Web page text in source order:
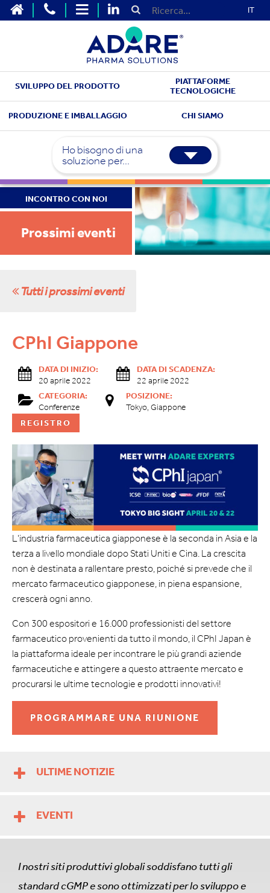
IT
SVILUPPO DEL PRODOTTO
PIATTAFORME
TECNOLOGICHE
PRODUZIONE E IMBALLAGGIO CHI SIAMO
Ho bisogno di una
soluzione per...
INCONTRO CON NOI
Prossimi eventi
Tutti i prossimi eventi
CPhI Giappone
DATA DI INIZIO:
20 aprile 2022
DATA DI SCADENZA:
22 aprile 2022
CATEGORIA:
Conferenze
POSIZIONE:
Tokyo, Giappone
REGISTRO
L'industria farmaceutica giapponese è la seconda in Asia e la
terza a livello mondiale dopo Stati Uniti e Cina. La crescita
non è destinata a rallentare presto, poiché si prevede che il
mercato farmaceutico giapponese, in piena espansione,
crescerà ogni anno.
Con 300 espositori e 16.000 professionisti del settore
farmaceutico provenienti da tutto il mondo, il CPhI Japan è
la piattaforma ideale per incontrare le più grandi aziende
farmaceutiche e attingere a questo attraente mercato e
procurarsi le ultime tecnologie e prodotti innovativi!
PROGRAMMARE UNA RIUNIONE
ULTIME NOTIZIE
EVENTI
I nostri siti produttivi globali soddisfano tutti gli
standard cGMP e sono ottimizzati per lo sviluppo e